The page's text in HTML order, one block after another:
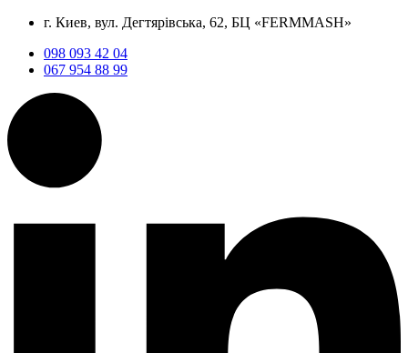
г. Киев, вул. Дегтярівська, 62, БЦ «FERMMASH»
098 093 42 04
067 954 88 99